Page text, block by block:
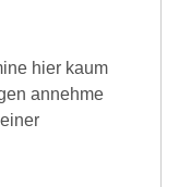
hier kaum
annehme